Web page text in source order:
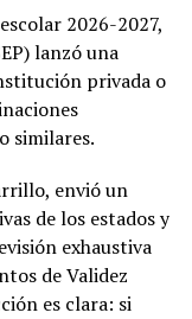
2026-2027,
lanzó una
privada o
similares.
envió un
de los estados y
exhaustiva
de Validez
es clara: si